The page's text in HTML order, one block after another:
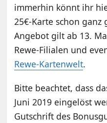
immerhin könnt ihr
25€-Karte schon ganz
Angebot gilt ab 13.
Rewe-Filialen und
Rewe-Kartenwelt.
Bitte beachtet, dass
Juni 2019 eingelöst
Gutschrift des